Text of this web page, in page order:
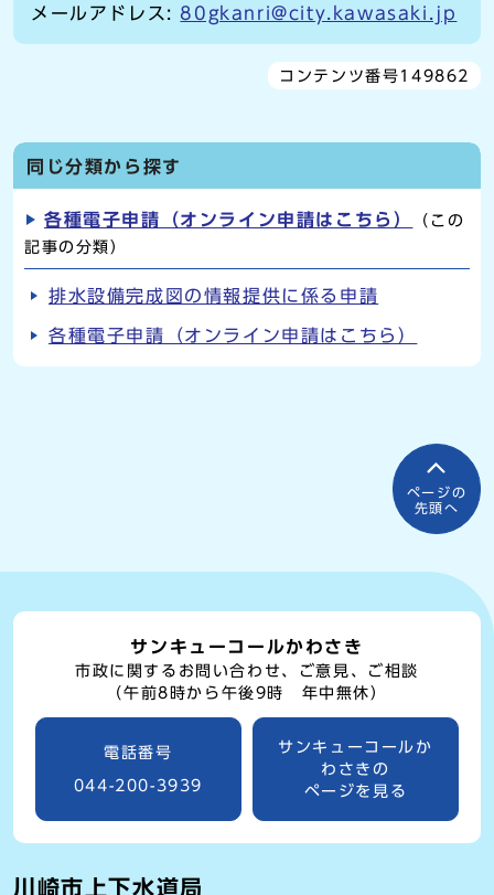
メールアドレス: 80gkanri@city.kawasaki.jp
コンテンツ番号149862
同じ分類から探す
各種電子申請（オンライン申請はこちら）
（この
記事の分類）
排水設備完成図の情報提供に係る申請
各種電子申請（オンライン申請はこちら）
ページの
先頭へ
サンキューコールかわさき
市政に関するお問い合わせ、ご意見、ご相談
（午前8時から午後9時 年中無休）
電話番号
044-200-3939
サンキューコールか
わさきの
ページを見る
川崎市上下水道局